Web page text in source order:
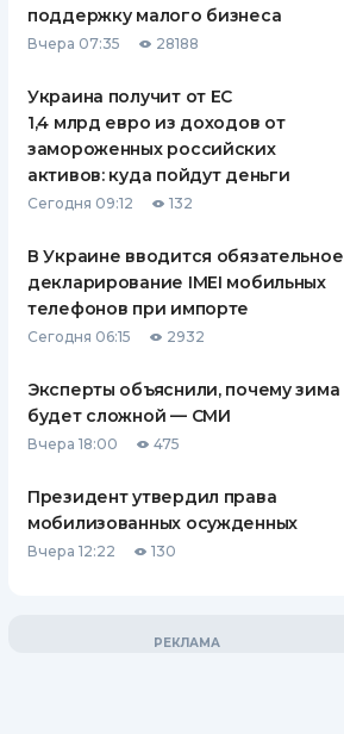
ПУТЕВОДИТЕЛИ ПО
ВСЕ СТРАХОВЫЕ ПОЛИСЫ
СТРАХОВЫЕ КОМПАНИИ
ОТЗЫВЫ О СТРАХОВЫХ
КОНТАКТЫ
поддержку малого бизнеса
Вчера 07:35 28188
Украина получит от ЕС
1,4 млрд евро из доходов от
замороженных российских
активов: куда пойдут деньги
Сегодня 09:12 132
В Украине вводится обязательное
декларирование IMEI мобильных
телефонов при импорте
Сегодня 06:15 2932
Эксперты объяснили, почему зима
будет сложной — СМИ
Вчера 18:00 475
Президент утвердил права
мобилизованных осужденных
Вчера 12:22 130